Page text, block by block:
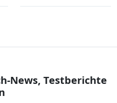
News, Testberichte